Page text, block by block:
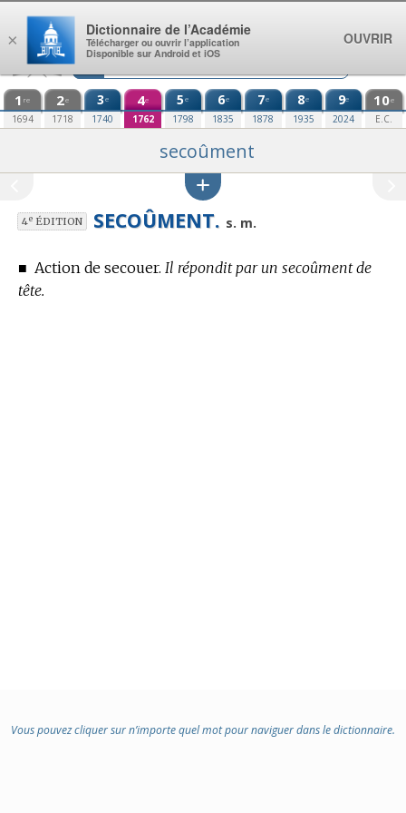
Aller au contenu
1 re
1694
2e
1718
3e
1740
4e
1762
5e
1798
6e
1835
7e
1878
8e
1935
9e
2024
10e
E.C.
secoûment
4eÉDITION SECOÛMENT. s. m.
■ Action de secouer. Il répondit par un secoûment de
tête.
Vous pouvez cliquer sur n’importe quel mot pour naviguer dans le dictionnaire.
×
Dictionnaire de l’Académie
Télécharger ou ouvrir l’application
Disponible sur Android et iOS
OUVRIR